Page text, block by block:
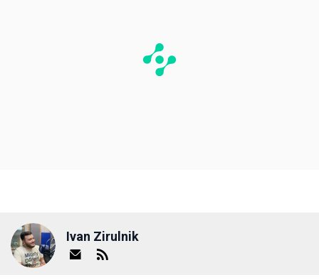
Ivan Zirulnik